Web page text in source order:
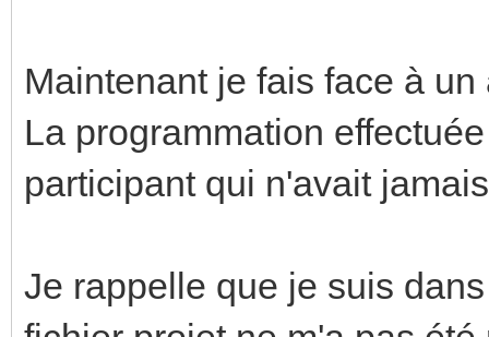
Maintenant je fais face à
La programmation
participant qui n'avait
Je rappelle que je suis